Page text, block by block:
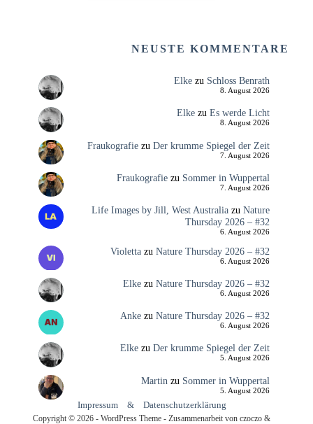
NEUSTE KOMMENTARE
Elkezu Schloss Benrath
8. August 2026
Elkezu Es werde Licht
8. August 2026
Fraukografiezu Der krumme Spiegel der Zeit
7. August 2026
Fraukografiezu Sommer in Wuppertal
7. August 2026
Life Images by Jill, West Australiazu Nature
Thursday 2026 – #32
6. August 2026
Violettazu Nature Thursday 2026 – #32
6. August 2026
Elkezu Nature Thursday 2026 – #32
6. August 2026
Ankezu Nature Thursday 2026 – #32
6. August 2026
Elkezu Der krumme Spiegel der Zeit
5. August 2026
Martin zu Sommer in Wuppertal
5. August 2026
Impressum & Datenschutzerklärung
Copyright © 2026 - WordPress Theme - Zusammenarbeit von czoczo &